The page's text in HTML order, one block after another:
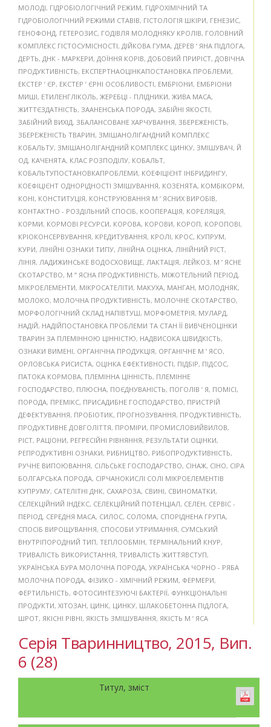
МОЛОДІ, ГІДРОБІОЛОГІЧНИЙ РЕЖИМ, ГІДРОХІМІЧНИЙ ТА
ГІДРОБІОЛОГІЧНИЙ РЕЖИМИ СТАВІВ, ГІСТОЛОГІЯ ШКІРИ, ГЕНЕЗИС,
ГЕНОФОНД, ГЕТЕРОЗИС, ГОДІВЛЯ МОЛОДНЯКУ КРОЛІВ, ГОЛОВНИЙ
КОМПЛЕКС ГІСТОСУМІСНОСТІ, ДІЙКОВА ГУМА, ДЕРЕВ ’ ЯНА ПІДЛОГА,
ДЕРТЬ, ДНК - МАРКЕРИ, ДОЇННЯ КОРІВ, ДОБОВИЙ ПРИРІСТ, ДОВІЧНА
ПРОДУКТИВНІСТЬ, ЕКСПЕРТНАОЦІНКАПОСТАНОВКА ПРОБЛЕМИ,
ЕКСТЕР ‘ ЄР, ЕКСТЕР ’ ЄРНІ ОСОБЛИВОСТІ, ЕМБРІОНИ, ЕМБРІОНИ
МИШІ, ЕТИЛЕНГЛІКОЛЬ, ЖЕРЕБЦІ - ПЛІДНИКИ, ЖИВА МАСА,
ЖИТТЄЗДАТНІСТЬ, ЗААНЕНСЬКА ПОРОДА, ЗАБІЙНІ ЯКОСТІ,
ЗАБІЙНИЙ ВИХІД, ЗБАЛАНСОВАНЕ ХАРЧУВАННЯ, ЗБЕРЕЖЕНІСТЬ,
ЗБЕРЕЖЕНІСТЬ ТВАРИН, ЗМІШАНОЛІГАНДНИЙ КОМПЛЕКС
КОБАЛЬТУ, ЗМІШАНОЛІГАНДНИЙ КОМПЛЕКС ЦИНКУ, ЗМІШУВАЧ, Й
ОД, КАЧЕНЯТА, КЛАС РОЗПОДІЛУ, КОБАЛЬТ,
КОБАЛЬТУПОСТАНОВКАПРОБЛЕМИ, КОЕФІЦІЄНТ ІНБРИДИНГУ,
КОЕФІЦІЄНТ ОДНОРІДНОСТІ ЗМІШУВАННЯ, КОЗЕНЯТА, КОМБІКОРМ,
КОНІ, КОНСТИТУЦІЯ, КОНСТРУЮВАННЯ М ’ ЯСНИХ ВИРОБІВ,
КОНТАКТНО - РОЗДІЛЬНИЙ СПОСІБ, КООПЕРАЦІЯ, КОРЕЛЯЦІЯ,
КОРМИ, КОРМОВІ РЕСУРСИ, КОРОВА, КОРОВИ, КОРОП, КОРОПОВІ,
КРІОКОНСЕРВУВАННЯ, КРЕДИТУВАННЯ, КРОЛІ, КРОС, КУПРУМ,
КУРИ, ЛІНІЙНІ ОЗНАКИ ТИПУ, ЛІНІЙНА ОЦІНКА, ЛІНІЙНИЙ РІСТ,
ЛІНІЯ, ЛАДИЖИНСЬКЕ ВОДОСХОВИЩЕ, ЛАКТАЦІЯ, ЛЕЙКОЗ, М ’ ЯСНЕ
СКОТАРСТВО, М ” ЯСНА ПРОДУКТИВНІСТЬ, МІЖОТЕЛЬНИЙ ПЕРІОД,
МІКРОЕЛЕМЕНТИ, МІКРОСАТЕЛІТИ, МАКУХА, МАНГАН, МОЛОДНЯК,
МОЛОКО, МОЛОЧНА ПРОДУКТИВНІСТЬ, МОЛОЧНЕ СКОТАРСТВО,
МОРФОЛОГІЧНИЙ СКЛАД НАПІВТУШ, МОРФОМЕТРІЯ, МУЛАРД,
НАДІЙ, НАДІЙПОСТАНОВКА ПРОБЛЕМИ ТА СТАН ЇЇ ВИВЧЕНОЦІНКИ
ТВАРИН ЗА ПЛЕМІННОЮ ЦІННІСТЮ, НАДВИСОКА ШВИДКІСТЬ,
ОЗНАКИ ВИМЕНІ, ОРГАНІЧНА ПРОДУКЦІЯ, ОРГАНІЧНЕ М ’ ЯСО,
ОРЛОВСЬКА РИСИСТА, ОЦІНКА ЕФЕКТИВНОСТІ, ПІДБІР, ПІДСОС,
ПАТОКА КОРМОВА, ПЛЕМІННА ЦІННІСТЬ, ПЛЕМІННЕ
ГОСПОДАРСТВО, ПЛЮСНА, ПОЄДНУВАНІСТЬ, ПОГОЛІВ ’ Я, ПОМІСІ,
ПОРОДА, ПРЕМІКС, ПРИСАДИБНЕ ГОСПОДАРСТВО, ПРИСТРІЙ
ДЕФЕКТУВАННЯ, ПРОБІОТИК, ПРОГНОЗУВАННЯ, ПРОДУКТИВНІСТЬ,
ПРОДУКТИВНЕ ДОВГОЛІТТЯ, ПРОМІРИ, ПРОМИСЛОВИЙВИЛОВ,
РІСТ, РАЦІОНИ, РЕГРЕСІЙНІ РІВНЯННЯ, РЕЗУЛЬТАТИ ОЦІНКИ,
РЕПРОДУКТИВНІ ОЗНАКИ, РИБНИЦТВО, РИБОПРОДУКТИВНІСТЬ,
РУЧНЕ ВИПОЮВАННЯ, СІЛЬСЬКЕ ГОСПОДАРСТВО, СІНАЖ, СІНО, СІРА
БОЛГАРСЬКА ПОРОДА, СІРЧАНОКИСЛІ СОЛІ МІКРОЕЛЕМЕНТІВ
КУПРУМУ, САТЕЛІТНІ ДНК, САХАРОЗА, СВИНІ, СВИНОМАТКИ,
СЕЛЕКЦІЙНИЙ ІНДЕКС, СЕЛЕКЦІЙНИЙ ПОТЕНЦІАЛ, СЕЛЕН, СЕРВІС -
ПЕРІОД, СЕРЕДНЯ МАСА, СИЛОС, СОЛОМА, СПОРІДНЕНА ГРУПА,
СПОСІБ ВИРОЩУВАННЯ, СПОСОБИ УТРИМАННЯ, СУМСЬКИЙ
ВНУТРІПОРОДНИЙ ТИП, ТЕПЛООБМІН, ТЕРМІНАЛЬНИЙ КНУР,
ТРИВАЛІСТЬ ВИКОРИСТАННЯ, ТРИВАЛІСТЬ ЖИТТЯВСТУП,
УКРАЇНСЬКА БУРА МОЛОЧНА ПОРОДА, УКРАЇНСЬКА ЧОРНО - РЯБА
МОЛОЧНА ПОРОДА, ФІЗИКО - ХІМІЧНИЙ РЕЖИМ, ФЕРМЕРИ,
ФЕРТИЛЬНІСТЬ, ФОТОСИНТЕЗУЮЧІ БАКТЕРІЇ, ФУНКЦІОНАЛЬНІ
ПРОДУКТИ, ХІТОЗАН, ЦИНК, ЦИНКУ, ШЛАКОБЕТОННА ПІДЛОГА,
ШРОТ, ЯКІСНІ РІВНІ, ЯКІСТЬ ЗМІШУВАННЯ, ЯКІСТЬ М ’ ЯСА
Серія Тваринництво, 2015, Вип.
6 (28)
Титул, зміст